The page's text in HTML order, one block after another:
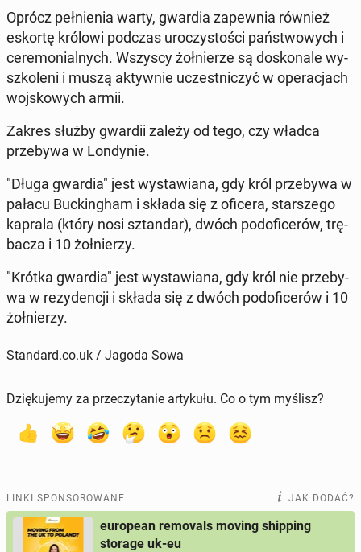
Oprócz peł­nie­nia warty, gwardia za­pew­nia również
eskortę królowi podczas uro­czy­sto­ści pań­stwo­wych i
ce­re­mo­nial­nych. Wszyscy żoł­nie­rze są do­sko­na­le wy­
szko­le­ni i muszą ak­tyw­nie uczest­ni­czyć w ope­ra­cjach
woj­sko­wych armii.
Zakres służby gwardii zależy od tego, czy władca
prze­by­wa w Lon­dy­nie.
"Długa gwardia" jest wy­sta­wia­na, gdy król prze­by­wa w
pałacu Buc­kin­gham i składa się z oficera, star­sze­go
kaprala (który nosi sztan­dar), dwóch pod­ofi­ce­rów, trę­
ba­cza i 10 żoł­nie­rzy.
"Krótka gwardia" jest wy­sta­wia­na, gdy król nie prze­by­
wa w re­zy­den­cji i składa się z dwóch pod­ofi­ce­rów i 10
żoł­nie­rzy.
Standard.co.uk / Jagoda Sowa
Dziękujemy za przeczytanie artykułu. Co o tym myślisz?
LINKI SPONSOROWANE JAK DODAĆ?
european removals moving shipping
storage uk-eu